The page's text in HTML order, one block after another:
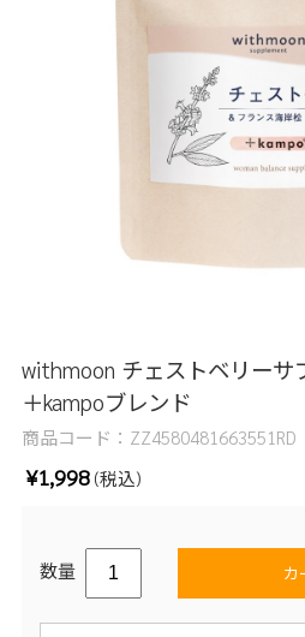
withmoon チェストベリーサ
＋kampoブレンド
商品コード： ZZ4580481663551RD
¥1,998 (税込)
数量 カ